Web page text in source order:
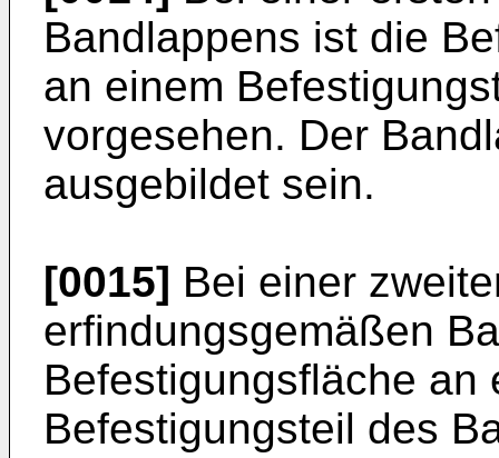
Bandlappens ist die
an einem
vorgesehen. Der
ausgebildet sein.
[0015] Bei einer
erfindungsgemäßen
Befestigungsfläche an
Befestigungsteil des